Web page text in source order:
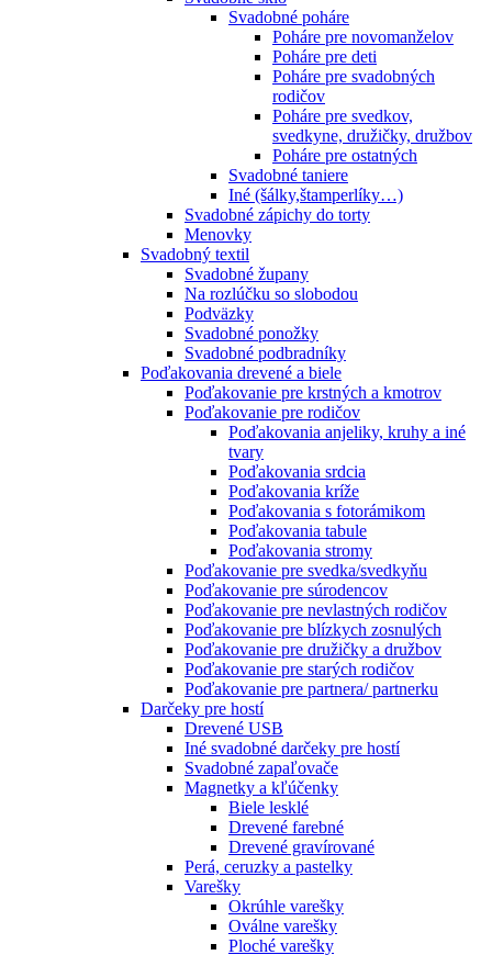
Svadobné poháre
Poháre pre novomanželov
Poháre pre deti
Poháre pre svadobných
rodičov
Poháre pre svedkov,
svedkyne, družičky, družbov
Poháre pre ostatných
Svadobné taniere
Iné (šálky,štamperlíky…)
Svadobné zápichy do torty
Menovky
Svadobný textil
Svadobné župany
Na rozlúčku so slobodou
Podväzky
Svadobné ponožky
Svadobné podbradníky
Poďakovania drevené a biele
Poďakovanie pre krstných a kmotrov
Poďakovanie pre rodičov
Poďakovania anjeliky, kruhy a iné
tvary
Poďakovania srdcia
Poďakovania kríže
Poďakovania s fotorámikom
Poďakovania tabule
Poďakovania stromy
Poďakovanie pre svedka/svedkyňu
Poďakovanie pre súrodencov
Poďakovanie pre nevlastných rodičov
Poďakovanie pre blízkych zosnulých
Poďakovanie pre družičky a družbov
Poďakovanie pre starých rodičov
Poďakovanie pre partnera/ partnerku
Darčeky pre hostí
Drevené USB
Iné svadobné darčeky pre hostí
Svadobné zapaľovače
Magnetky a kľúčenky
Biele lesklé
Drevené farebné
Drevené gravírované
Perá, ceruzky a pastelky
Varešky
Okrúhle varešky
Oválne varešky
Ploché varešky